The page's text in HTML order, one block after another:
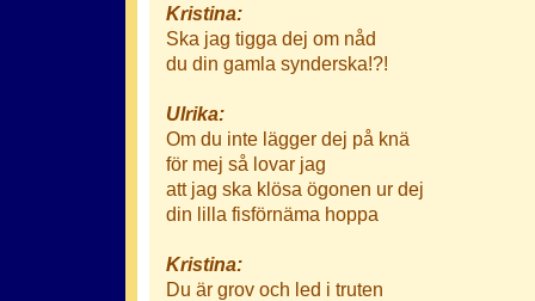
Kristina:
Ska jag tigga dej om nåd
du din gamla synderska!?!
Ulrika:
Om du inte lägger dej på knä
för mej så lovar jag
att jag ska klösa ögonen ur dej
din lilla fisförnäma hoppa
Kristina:
Du är grov och led i truten